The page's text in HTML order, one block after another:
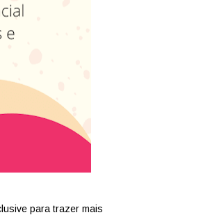
para trazer mais